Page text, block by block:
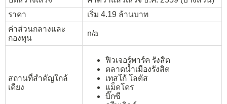
ราคา
เริ่ม 4.19 ล้านบาท
ค่าส่วนกลางและ
กองทุน
n/a
สถานที่สำคัญใกล้
เคียง
ฟิวเจอร์พาร์ค รังสิต
ตลาดน้ำเมืองรังสิต
เทสโก้ โลตัส
แม็คโคร
บิ๊กซี